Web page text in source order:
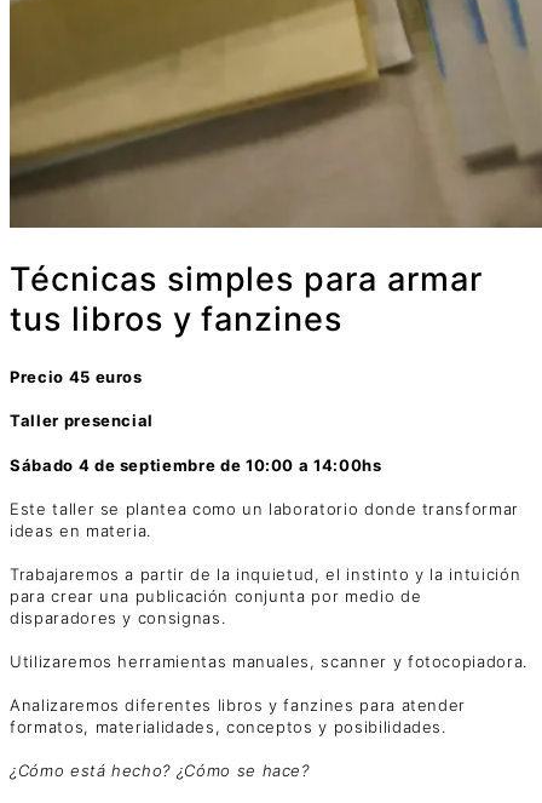
Técnicas simples para armar
tus libros y fanzines
Precio 45 euros
Taller presencial
Sábado 4 de septiembre de 10:00 a 14:00hs
Este taller se plantea como un laboratorio donde transformar
ideas en materia.
Trabajaremos a partir de la inquietud, el instinto y la intuición
para crear una publicación conjunta por medio de
disparadores y consignas.
Utilizaremos herramientas manuales, scanner y fotocopiadora.
Analizaremos diferentes libros y fanzines para atender
formatos, materialidades, conceptos y posibilidades.
¿Cómo está hecho? ¿Cómo se hace?